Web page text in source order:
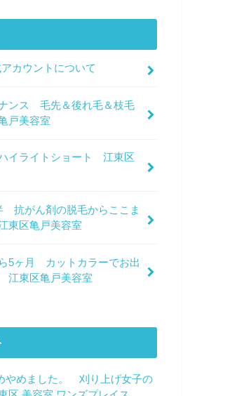
カウントについて
ンス 毛先＆後れ毛＆枝毛
戸美容室
イライトショート 江東区
抗がん剤の脱毛からここま
東区亀戸美容室
5ヶ月 カットカラーでお出
江東区亀戸美容室
やめました。 刈り上げ女子の